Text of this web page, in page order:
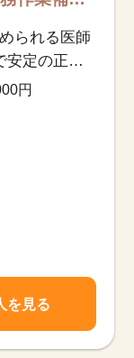
られる医師
安定の正社
円
を見る